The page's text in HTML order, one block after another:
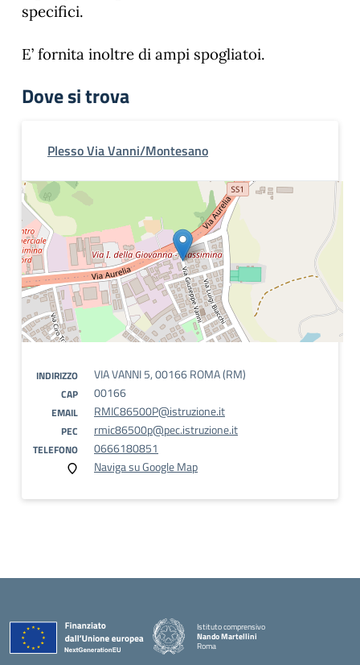
specifici.
E’ fornita inoltre di ampi spogliatoi.
Dove si trova
Plesso Via Vanni/Montesano
INDIRIZZO VIA VANNI 5, 00166 ROMA (RM)
CAP 00166
EMAIL RMIC86500P@istruzione.it
PEC rmic86500p@pec.istruzione.it
TELEFONO
0666180851
Naviga su Google Map
Istituto comprensivo
Nando Martellini
Roma